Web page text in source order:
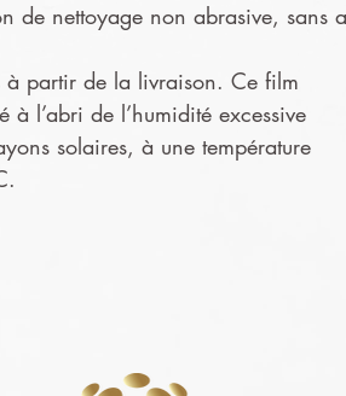
de nettoyage non abrasive, sans
à partir de la livraison. Ce film
à l’abri de l’humidité excessive
solaires, à une température